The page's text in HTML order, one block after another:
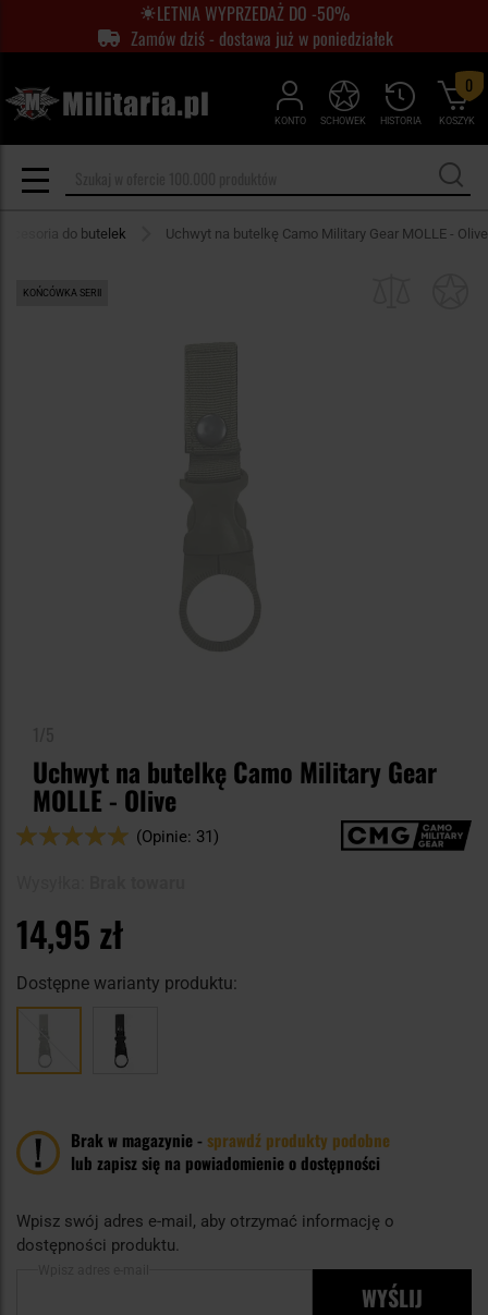
LETNIA WYPRZEDAŻ DO -50%
Zamów dziś - dostawa już w poniedziałek
KONTO HISTORIA
SCHOWEK KOSZYK
0
do butelek Uchwyt na butelkę Camo Military Gear MOLLE - Olive
KOŃCÓWKA SERII
Uchwyt na butelkę Camo Military Gear
MOLLE - Olive
Ocena:
(Opinie: 31)
14,95 zł
Dostępne warianty produktu:
Brak w magazynie -sprawdź produkty podobne
lub zapisz się na powiadomienie o dostępności
Wpisz swój adres e-mail, aby otrzymać informację o
dostępności produktu.
WYŚLIJ